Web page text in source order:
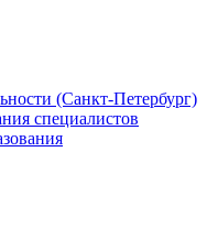
(Санкт-Петербург)
специалистов